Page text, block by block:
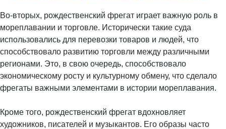
Во-вторых, рождественский фрегат играет важную роль в
мореплавании и торговле. Исторически такие суда
использовались для перевозки товаров и людей, что
способствовало развитию торговли между различными
регионами. Это, в свою очередь, способствовало
экономическому росту и культурному обмену, что сделало
фрегаты важными элементами в истории мореплавания.
Кроме того, рождественский фрегат вдохновляет
художников, писателей и музыкантов. Его образы часто